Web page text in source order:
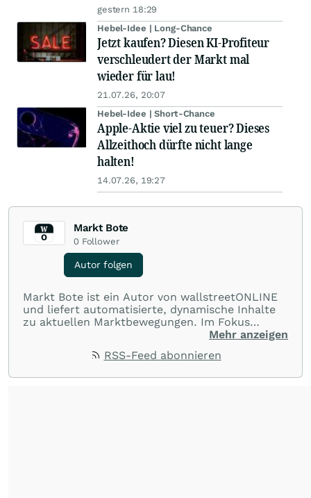
gestern 18:29
Hebel-Idee | Long-Chance
Jetzt kaufen? Diesen KI-Profiteur
verschleudert der Markt mal
wieder für lau!
21.07.26, 20:07
Hebel-Idee | Short-Chance
Apple-Aktie viel zu teuer? Dieses
Allzeithoch dürfte nicht lange
halten!
14.07.26, 19:27
Markt Bote
0 Follower
Autor folgen
Markt Bote ist ein Autor von wallstreetONLINE
und liefert automatisierte, dynamische Inhalte
zu aktuellen Marktbewegungen. Im Fokus
stehen Tops und Flops, Branchentrends und
Rohstoffe oder Krypto – die Beiträge sind kurz,
Mehr anzeigen
RSS-Feed abonnieren